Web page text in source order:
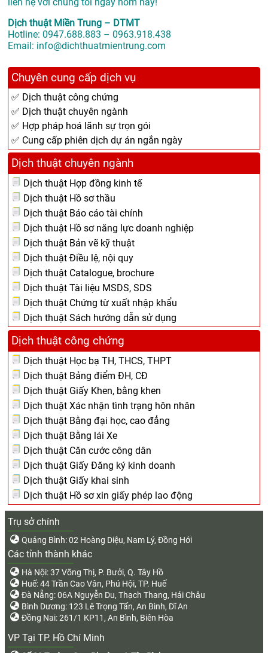
Dịch thuật Miền Trung – DTMT
Hotline: 0947.688.883 – 0963.918.438
Email: info@dichthuatmientrung.com
Chuyên cung cấp dịch vụ
✅ Dịch thuật công chứng
✅ Dịch thuật chuyên ngành
✅ Hợp pháp hoá lãnh sự trọn gói
✅ Cung cấp phiên dịch dự án ngắn ngày
Dịch thuật chuyên ngành
Dịch thuật Hợp đồng kinh tế
Dịch thuật Hồ sơ thầu
Dịch thuật Báo cáo tài chính
Dịch thuật Hồ sơ năng lực doanh nghiệp
Dịch thuật Bản vẽ kỹ thuật
Dịch thuật Điều lệ, nội quy
Dịch thuật Catalogue, brochure
Dịch thuật Tài liệu MSDS, SDS
Dịch thuật Chứng từ xuất nhập khẩu
Dịch thuật Sách hướng dẫn sử dụng
Dịch thuật công chứng
Dịch thuật Học bạ TH, THCS, THPT
Dịch thuật Bảng điểm ĐH, CĐ
Dịch thuật Giấy Khen, bằng khen
Dịch thuật Xác nhận tình trạng hôn nhân
Dịch thuật Bằng đại học, cao đẳng
Dịch thuật Bằng lái Xe
Dịch thuật Căn cước công dân
Dịch thuật Giấy Đăng ký kinh doanh
Dịch thuật Giấy khai sinh
Dịch thuật Hồ sơ xin giấy phép lao động
Trụ sở chính
Quảng Bình: 02 Hoàng Diệu, Nam Lý, Đồng Hới
Các tỉnh thành khác
Hà Nội: 37 Võng Thị, P. Bưởi, Q. Tây Hồ
Huế: 44 Trần Cao Vân, Phú Hội, TP. Huế
Đà Nẵng: 06A Nguyễn Du, Thạch Thang, Hải Châu
Bình Dương: 123 Lê Trọng Tấn, An Bình, Dĩ An
Đồng Nai: 261/1 KP11, An Bình, Biên Hòa
VP Tại TP. Hồ Chí Minh